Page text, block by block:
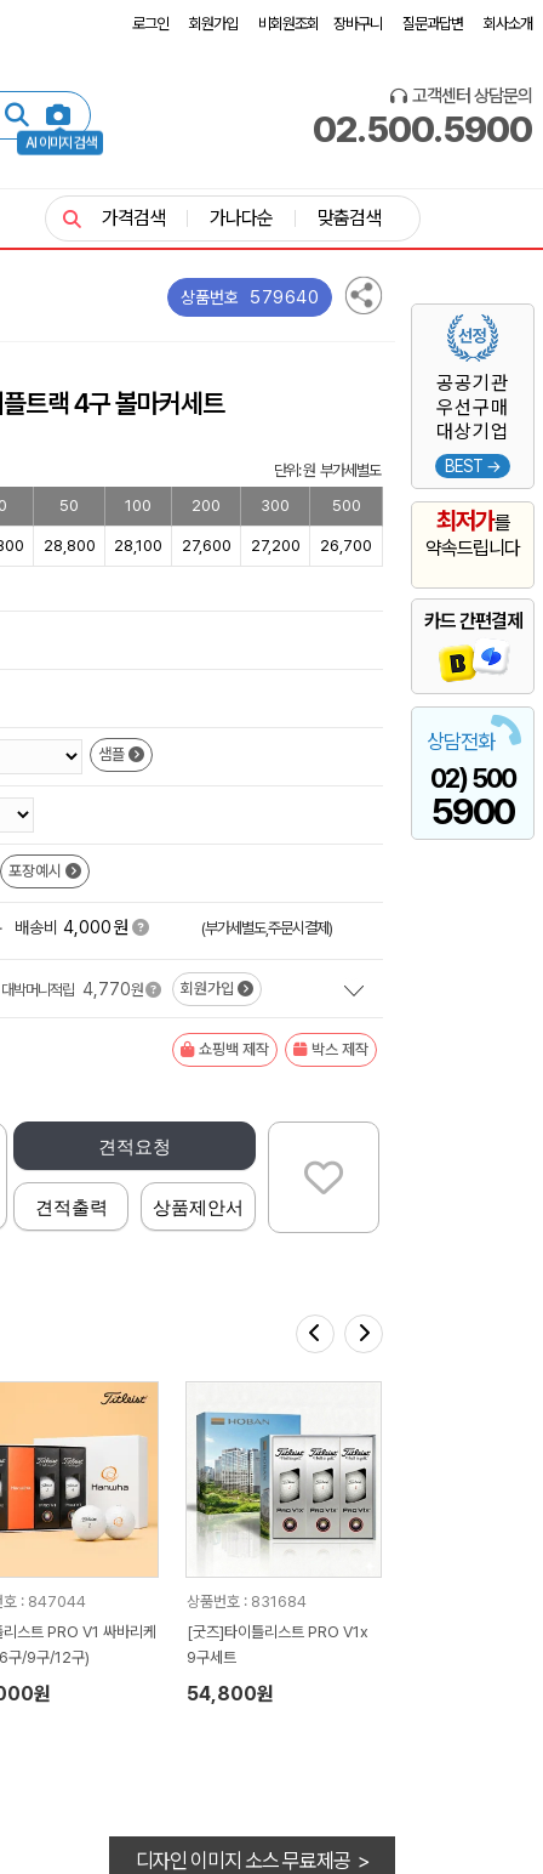
로그인 회원가입 비회원조회 장바구니 질문과답변 회사소개
AI 이미지 검색
고객센터 상담문의
02.500.5900
공공기관
우선구매
대상기업
BEST →
최저가를
약속드립니다
카드 간편결제
상담전화
02) 500
5900
가격검색 가나다순 맞춤검색
상품번호 579640
트랙 4구 볼마커세트
단위: 원 부가세별도
50 100 200 300 500
28,800 28,100 27,600 27,200 26,700
샘플
포장예시
배송비 4,000원 (부가세별도,주문시결제)
대박머니적립 4,770원 회원가입
쇼핑백 제작 박스 제작
견적요청
견적출력 상품제안서
호 : 847044
스트 PRO V1 싸바리케
구/9구/12구)
원
상품번호 : 831684
[굿즈]타이틀리스트 PRO V1x
9구세트
54,800원
디자인 이미지 소스 무료제공 >